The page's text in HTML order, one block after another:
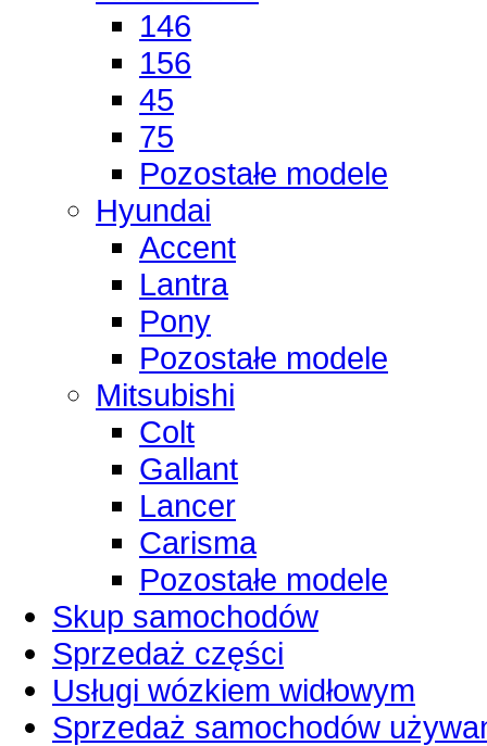
146
156
45
75
Pozostałe modele
Hyundai
Accent
Lantra
Pony
Pozostałe modele
Mitsubishi
Colt
Gallant
Lancer
Carisma
Pozostałe modele
Skup samochodów
Sprzedaż części
Usługi wózkiem widłowym
Sprzedaż samochodów